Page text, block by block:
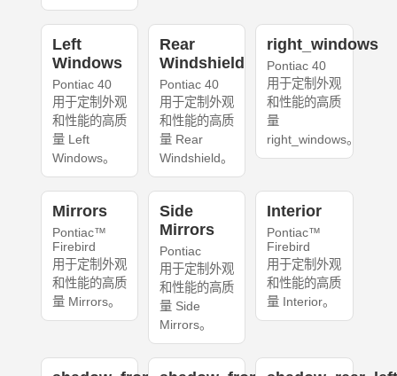
Left
Windows
Pontiac 40
用于定制外观
和性能的高质
量 Left
Windows。
Rear
Windshield
Pontiac 40
用于定制外观
和性能的高质
量 Rear
Windshield。
right_windows
Pontiac 40
用于定制外观
和性能的高质
量
right_windows。
Mirrors
Pontiac™
Firebird
用于定制外观
和性能的高质
量 Mirrors。
Side
Mirrors
Pontiac
用于定制外观
和性能的高质
量 Side
Mirrors。
Interior
Pontiac™
Firebird
用于定制外观
和性能的高质
量 Interior。